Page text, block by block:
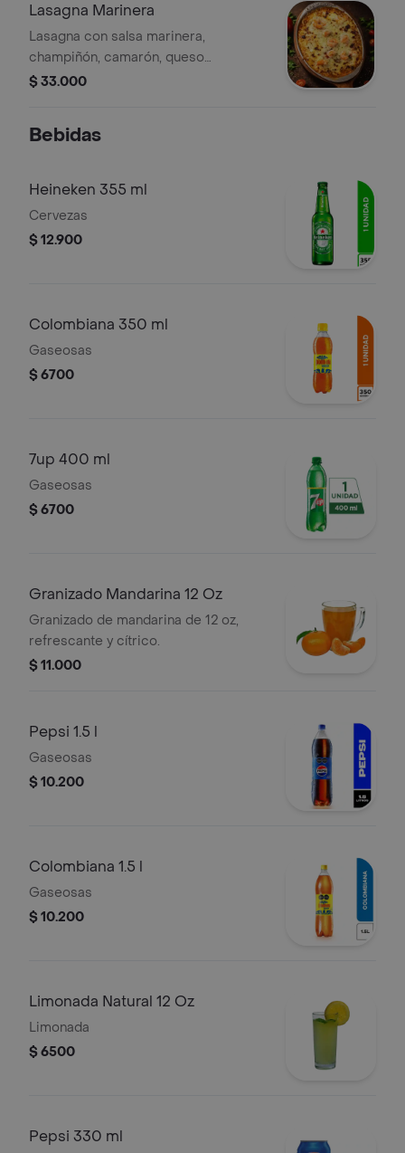
Lasagna Marinera
Lasagna con salsa marinera,
champiñón, camarón, queso
gratinado.
$ 33.000
Bebidas
Heineken 355 ml
Cervezas
$ 12.900
Colombiana 350 ml
Gaseosas
$ 6700
7up 400 ml
Gaseosas
$ 6700
Granizado Mandarina 12 Oz
Granizado de mandarina de 12 oz,
refrescante y cítrico.
$ 11.000
Pepsi 1.5 l
Gaseosas
$ 10.200
Colombiana 1.5 l
Gaseosas
$ 10.200
Limonada Natural 12 Oz
Limonada
$ 6500
Pepsi 330 ml